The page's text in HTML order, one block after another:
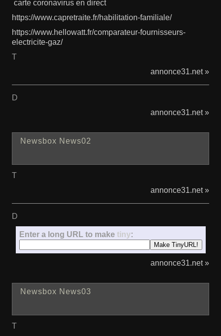
carte coronavirus en direct
https://www.capretraite.fr/habilitation-familiale/
https://www.hellowatt.fr/comparateur-fournisseurs-
electricite-gaz/
T
annonce31.net »
D
annonce31.net »
Newsbox News02
T
annonce31.net »
D
Enter a long URL to make tiny:
annonce31.net »
Newsbox News03
T